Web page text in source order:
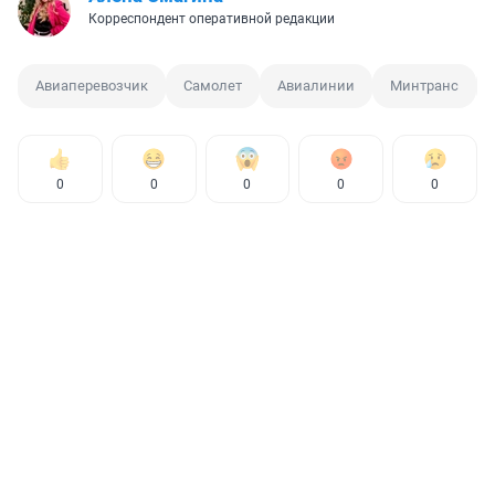
Корреспондент оперативной редакции
Авиаперевозчик Самолет Авиалинии Минтранс
0 0 0 0 0